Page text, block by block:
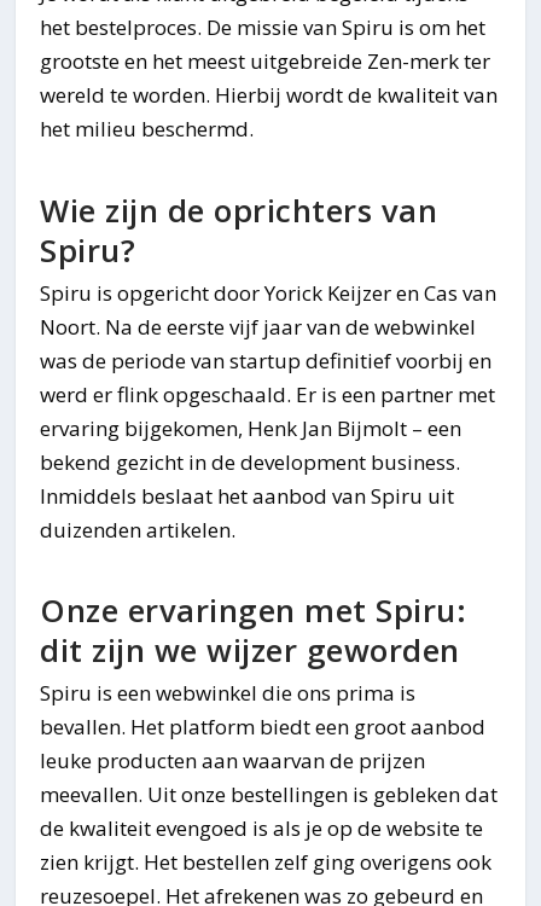
het bestelproces. De missie van Spiru is om het
grootste en het meest uitgebreide Zen-merk ter
wereld te worden. Hierbij wordt de kwaliteit van
het milieu beschermd.
Wie zijn de oprichters van
Spiru?
Spiru is opgericht door Yorick Keijzer en Cas van
Noort. Na de eerste vijf jaar van de webwinkel
was de periode van startup definitief voorbij en
werd er flink opgeschaald. Er is een partner met
ervaring bijgekomen, Henk Jan Bijmolt – een
bekend gezicht in de development business.
Inmiddels beslaat het aanbod van Spiru uit
duizenden artikelen.
Onze ervaringen met Spiru:
dit zijn we wijzer geworden
Spiru is een webwinkel die ons prima is
bevallen. Het platform biedt een groot aanbod
leuke producten aan waarvan de prijzen
meevallen. Uit onze bestellingen is gebleken dat
de kwaliteit evengoed is als je op de website te
zien krijgt. Het bestellen zelf ging overigens ook
reuzesoepel. Het afrekenen was zo gebeurd en